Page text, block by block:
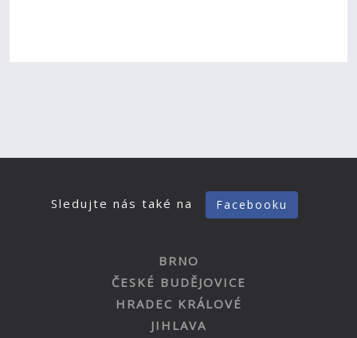
Sledujte nás také na Facebooku
BRNO
ČESKÉ BUDĚJOVICE
HRADEC KRÁLOVÉ
JIHLAVA